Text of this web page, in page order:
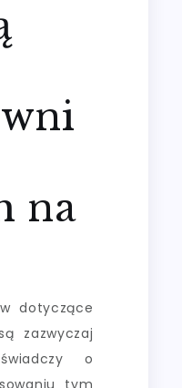
na
dotyczące
zazwyczaj
o
tym